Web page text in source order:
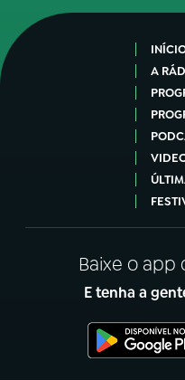
A
Baixe o app
E tenha a